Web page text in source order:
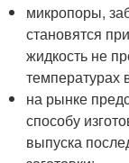
микропоры,
становятся
жидкость не
температурах
на рынке
способу
выпуска